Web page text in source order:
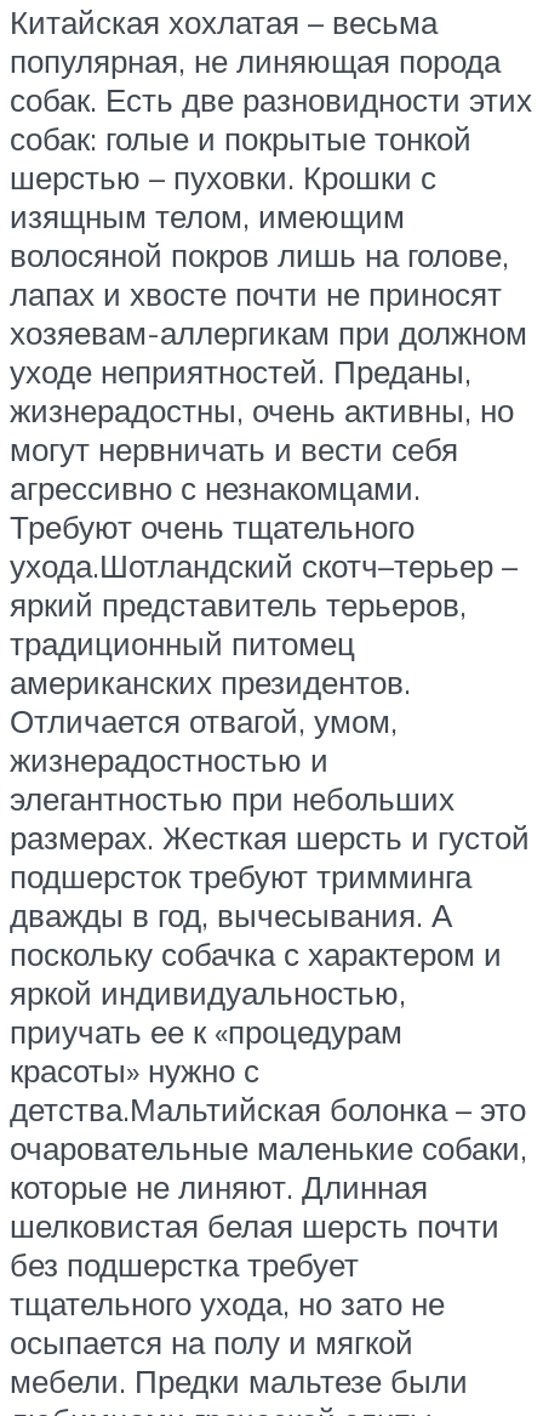
Китайская хохлатая – весьма
популярная, не линяющая порода
собак. Есть две разновидности этих
собак: голые и покрытые тонкой
шерстью – пуховки. Крошки с
изящным телом, имеющим
волосяной покров лишь на голове,
лапах и хвосте почти не приносят
хозяевам-аллергикам при должном
уходе неприятностей. Преданы,
жизнерадостны, очень активны, но
могут нервничать и вести себя
агрессивно с незнакомцами.
Требуют очень тщательного
ухода.Шотландский скотч–терьер –
яркий представитель терьеров,
традиционный питомец
американских президентов.
Отличается отвагой, умом,
жизнерадостностью и
элегантностью при небольших
размерах. Жесткая шерсть и густой
подшерсток требуют тримминга
дважды в год, вычесывания. А
поскольку собачка с характером и
яркой индивидуальностью,
приучать ее к «процедурам
красоты» нужно с
детства.Мальтийская болонка – это
очаровательные маленькие собаки,
которые не линяют. Длинная
шелковистая белая шерсть почти
без подшерстка требует
тщательного ухода, но зато не
осыпается на полу и мягкой
мебели. Предки мальтезе были